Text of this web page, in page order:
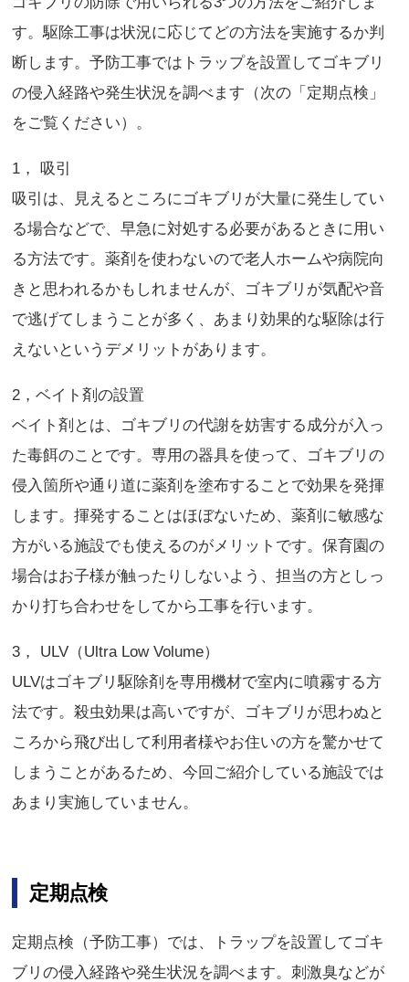
す。駆除工事は状況に応じてどの方法を実施するか判
断します。予防工事ではトラップを設置してゴキブリ
の侵入経路や発生状況を調べます（次の「定期点検」
をご覧ください）。
1， 吸引
吸引は、見えるところにゴキブリが大量に発生してい
る場合などで、早急に対処する必要があるときに用い
る方法です。薬剤を使わないので老人ホームや病院向
きと思われるかもしれませんが、ゴキブリが気配や音
で逃げてしまうことが多く、あまり効果的な駆除は行
えないというデメリットがあります。
2，ベイト剤の設置
ベイト剤とは、ゴキブリの代謝を妨害する成分が入っ
た毒餌のことです。専用の器具を使って、ゴキブリの
侵入箇所や通り道に薬剤を塗布することで効果を発揮
します。揮発することはほぼないため、薬剤に敏感な
方がいる施設でも使えるのがメリットです。保育園の
場合はお子様が触ったりしないよう、担当の方としっ
かり打ち合わせをしてから工事を行います。
3， ULV（Ultra Low Volume）
ULVはゴキブリ駆除剤を専用機材で室内に噴霧する方
法です。殺虫効果は高いですが、ゴキブリが思わぬと
ころから飛び出して利用者様やお住いの方を驚かせて
しまうことがあるため、今回ご紹介している施設では
あまり実施していません。
定期点検
定期点検（予防工事）では、トラップを設置してゴキ
ブリの侵入経路や発生状況を調べます。刺激臭などが